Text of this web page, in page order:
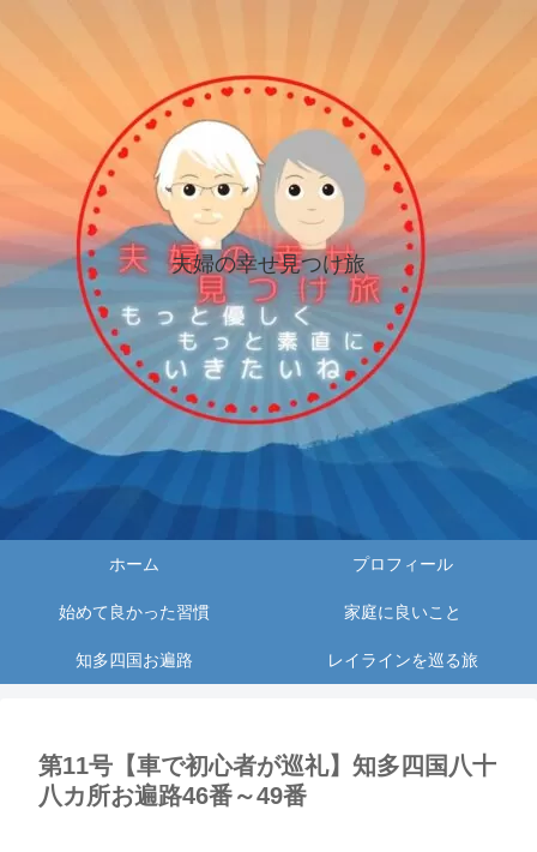
夫婦の幸せ見つけ旅
ホーム プロフィール
始めて良かった習慣 家庭に良いこと
知多四国お遍路 レイラインを巡る旅
第11号【車で初心者が巡礼】知多四国八十
八カ所お遍路46番～49番